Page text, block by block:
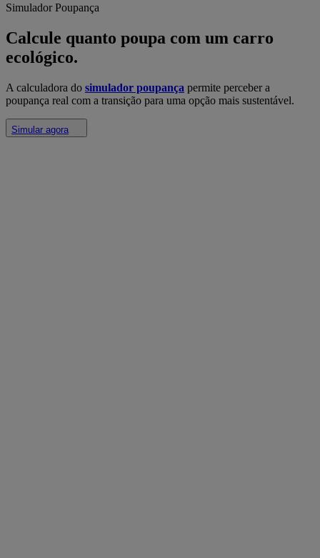
Simulador Poupança
Calcule quanto poupa com um carro
ecológico.
A calculadora do simulador poupança permite perceber a
poupança real com a transição para uma opção mais sustentável.
Simular agora